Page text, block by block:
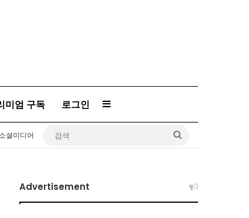
미엄 구독 로그인 Sidebar
소셜미디어
Advertisement